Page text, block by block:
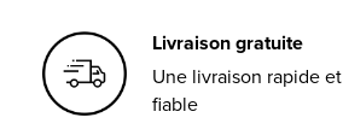
Livraison gratuite
Une livraison rapide et
fiable